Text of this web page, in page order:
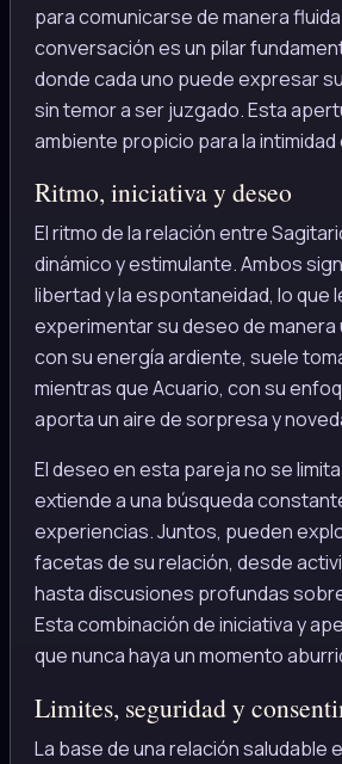
para comunicarse de manera
conversación es un pilar
donde cada uno puede expresar
sin temor a ser juzgado. Esta
ambiente propicio para la intimidad
Ritmo, iniciativa y deseo
El ritmo de la relación entre
dinámico y estimulante. Ambos
libertad y la espontaneidad, lo que
experimentar su deseo de manera
con su energía ardiente, suele
mientras que Acuario, con su
aporta un aire de sorpresa y
El deseo en esta pareja no se
extiende a una búsqueda
experiencias. Juntos, pueden
facetas de su relación, desde
hasta discusiones profundas
Esta combinación de iniciativa y
que nunca haya un momento
Limites, seguridad y
La base de una relación saludable